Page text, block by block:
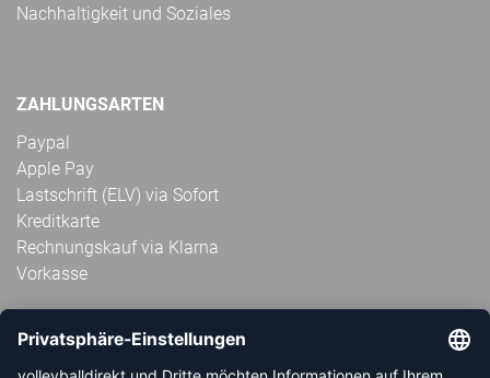
Nachhaltigkeit und Soziales
ZAHLUNGSARTEN
Paypal
Apple Pay
Lastschrift (ELV) via Sofort
Kreditkarte
Rechnungskauf via Klarna
Vorkasse
ABONNIERE JETZT DEN KOSTENLOSEN